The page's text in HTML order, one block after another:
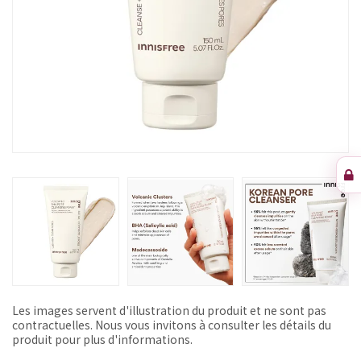
Les images servent d'illustration du produit et ne sont pas
contractuelles. Nous vous invitons à consulter les détails du
produit pour plus d'informations.